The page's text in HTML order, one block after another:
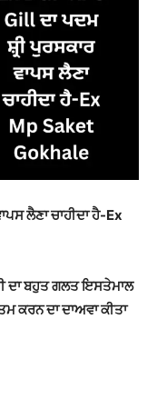
ਲੈਣਾ ਚਾਹੀਦਾ ਹੈ-Ex
ਦਾ ਬਹੁਤ ਗਲਤ ਇਸਤੇਮਾਲ
ਕਰਨ ਦਾ ਦਾਅਵਾ ਕੀਤਾ